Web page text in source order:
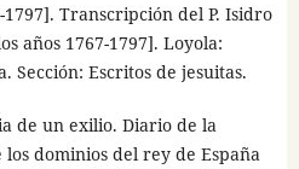
Transcripción del P. Isidro
años 1767-1797]. Loyola:
Sección: Escritos de jesuitas.
de un exilio. Diario de la
dominios del rey de España